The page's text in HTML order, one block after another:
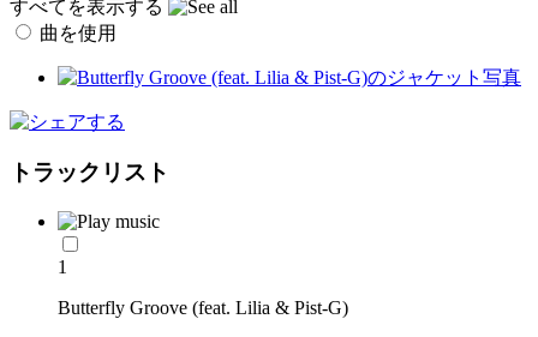
すべてを表示する
曲を使用
トラックリスト
1
Butterfly Groove (feat. Lilia & Pist-G)